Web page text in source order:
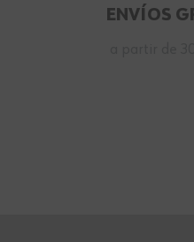
ENVÍOS